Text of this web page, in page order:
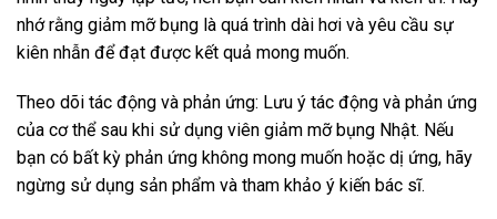
nhớ rằng giảm mỡ bụng là quá trình dài hơi và yêu cầu sự
kiên nhẫn để đạt được kết quả mong muốn.
Theo dõi tác động và phản ứng: Lưu ý tác động và phản ứng
của cơ thể sau khi sử dụng viên giảm mỡ bụng Nhật. Nếu
bạn có bất kỳ phản ứng không mong muốn hoặc dị ứng, hãy
ngừng sử dụng sản phẩm và tham khảo ý kiến bác sĩ.